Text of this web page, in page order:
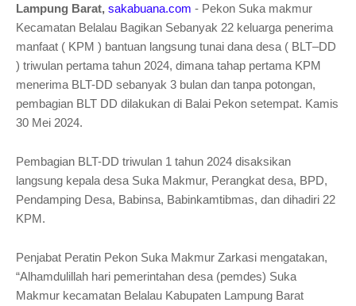
Lampung Barat, sakabuana.com - Pekon Suka makmur
Kecamatan Belalau Bagikan Sebanyak 22 keluarga penerima
manfaat ( KPM ) bantuan langsung tunai dana desa ( BLT–DD
) triwulan pertama tahun 2024, dimana tahap pertama KPM
menerima BLT-DD sebanyak 3 bulan dan tanpa potongan,
pembagian BLT DD dilakukan di Balai Pekon setempat. Kamis
30 Mei 2024.
Pembagian BLT-DD triwulan 1 tahun 2024 disaksikan
langsung kepala desa Suka Makmur, Perangkat desa, BPD,
Pendamping Desa, Babinsa, Babinkamtibmas, dan dihadiri 22
KPM.
Penjabat Peratin Pekon Suka Makmur Zarkasi mengatakan,
“Alhamdulillah hari pemerintahan desa (pemdes) Suka
Makmur kecamatan Belalau Kabupaten Lampung Barat